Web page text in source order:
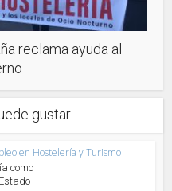
reclama ayuda al
gustar
en Hostelería y Turismo
como